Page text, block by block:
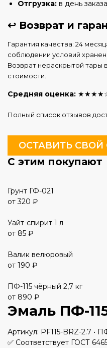
Отгрузка: в день
↩️ Возврат и
Гарантия качества: 24
соблюдении условий
Возврат нераскрытой тары
стоимости.
Средняя оценка: ★★★★☆
Полный список отзывов
ОСТАВИТЬ СВОЙ
С этим покупают
Грунт ГФ-021
от 320 ₽
Уайт-спирит 1 л
от 85 ₽
Валик велюровый
от 190 ₽
ПФ-115 чёрный 2,7 кг
от 890 ₽
Эмаль ПФ-
Артикул: PF115-BRZ-2.7 •
✅ Соответствует ГОСТ